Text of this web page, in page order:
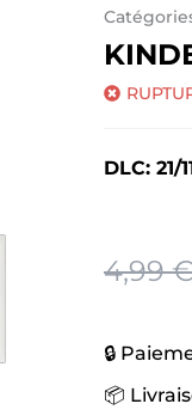
DLC: 21/
4,99
Le
était :
4,99
Le
est :
2,50
🔒
📦